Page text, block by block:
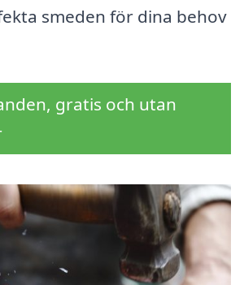
smeden för dina behov
gratis och utan